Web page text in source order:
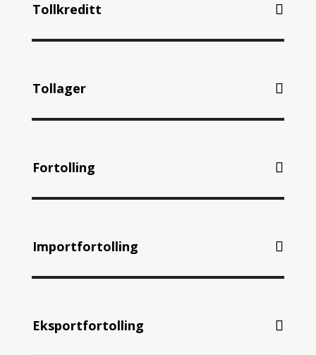
Tollkreditt
Tollager
Fortolling
Importfortolling
Eksportfortolling